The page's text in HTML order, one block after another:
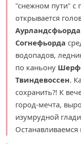
"снежном пути" с
открывается
Аурландсфьорда
Согнефьорда
водопадов,
по каньону
Твиндевоссен.
сохранить?! К
город-мечта,
изумрудной
Останавливаемся